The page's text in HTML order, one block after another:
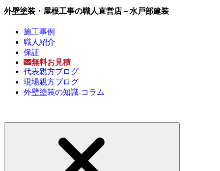
外壁塗装・屋根工事の職人直営店－水戸部建装
施工事例
職人紹介
保証
無料お見積
代表親方ブログ
現場親方ブログ
外壁塗装の知識-コラム